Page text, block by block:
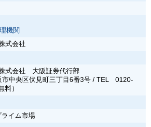
機関
式会社
式会社 大阪証券代行部
中央区伏見町三丁目6番3号 / TEL 0120-
）
イム市場